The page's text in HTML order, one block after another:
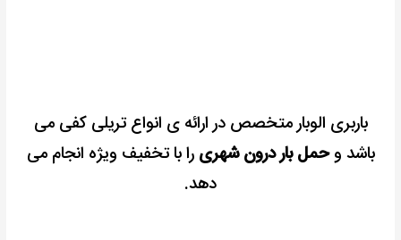
باربری الوبار متخصص در ارائه ی انواع تریلی کفی می
باشد وحمل بار درون شهری را با تخفیف ویژه انجام می
دهد.